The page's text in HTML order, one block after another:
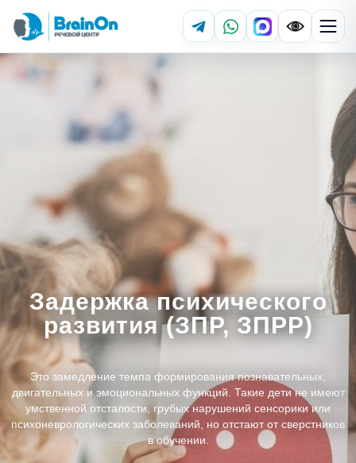
Задержка психического
развития (ЗПР, ЗПРР)
Это замедление темпа формирования познавательных,
двигательных и эмоциональных функций. Такие дети не имеют
умственной отсталости, грубых нарушений сенсорики или
психоневрологических заболеваний, но отстают от сверстников
в обучении.